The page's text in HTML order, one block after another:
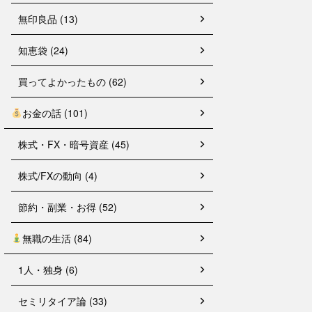
無印良品 (13)
知恵袋 (24)
買ってよかったもの (62)
お金の話 (101)
株式・FX・暗号資産 (45)
株式/FXの動向 (4)
節約・副業・お得 (52)
無職の生活 (84)
1人・独身 (6)
セミリタイア論 (33)